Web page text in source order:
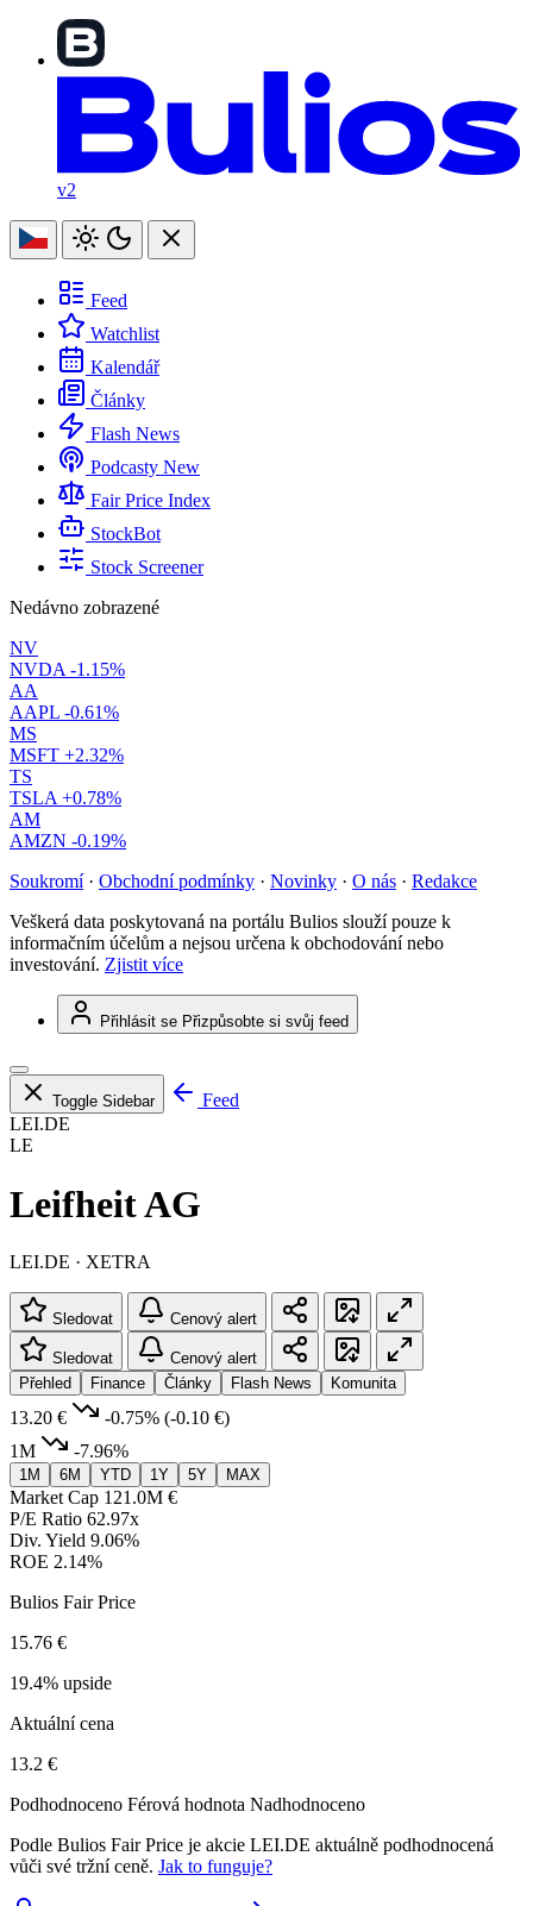
v2
Feed
Watchlist
Kalendář
Články
Flash News
Podcasty New
Fair Price Index
StockBot
Stock Screener
Nedávno zobrazené
NV
NVDA -1.15%
AA
AAPL -0.61%
MS
MSFT +2.32%
TS
TSLA +0.78%
AM
AMZN -0.19%
Soukromí · Obchodní podmínky · Novinky · O nás · Redakce
Veškerá data poskytovaná na portálu Bulios slouží pouze k
informačním účelům a nejsou určena k obchodování nebo
investování. Zjistit více
Přihlásit se Přizpůsobte si svůj feed
Toggle Sidebar
Feed
LEI.DE
LE
Leifheit AG
LEI.DE · XETRA
Sledovat Cenový alert
Sledovat
Cenový alert
Přehled
Finance Články Flash News Komunita
13.20 € -0.75% (-0.10 €)
1M
-7.96%
1M 6M YTD 1Y 5Y MAX
Market Cap 121.0M €
P/E Ratio 62.97x
Div. Yield 9.06%
ROE 2.14%
Bulios Fair Price
15.76 €
19.4% upside
Aktuální cena
13.2 €
Podhodnoceno Férová hodnota Nadhodnoceno
Podle Bulios Fair Price je akcie LEI.DE aktuálně podhodnocená
vůči své tržní ceně. Jak to funguje?